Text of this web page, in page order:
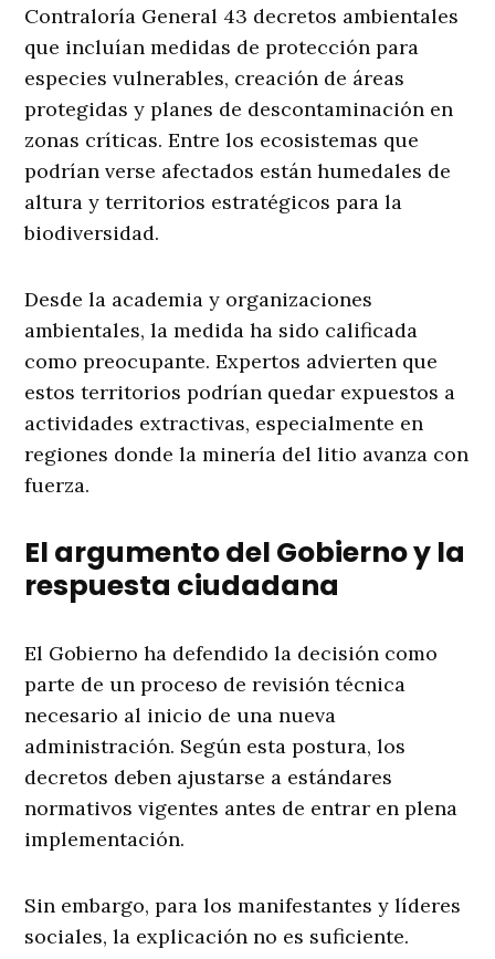
Contraloría General 43 decretos ambientales
que incluían medidas de protección para
especies vulnerables, creación de áreas
protegidas y planes de descontaminación en
zonas críticas. Entre los ecosistemas que
podrían verse afectados están humedales de
altura y territorios estratégicos para la
biodiversidad.
Desde la academia y organizaciones
ambientales, la medida ha sido calificada
como preocupante. Expertos advierten que
estos territorios podrían quedar expuestos a
actividades extractivas, especialmente en
regiones donde la minería del litio avanza con
fuerza.
El argumento del Gobierno y la
respuesta ciudadana
El Gobierno ha defendido la decisión como
parte de un proceso de revisión técnica
necesario al inicio de una nueva
administración. Según esta postura, los
decretos deben ajustarse a estándares
normativos vigentes antes de entrar en plena
implementación.
Sin embargo, para los manifestantes y líderes
sociales, la explicación no es suficiente.